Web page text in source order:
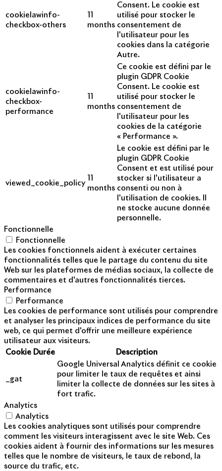
cookielawinfo-
checkbox-others
months
Consent. Le cookie est
utilisé pour stocker le
consentement de
l'utilisateur pour les
cookies dans la catégorie
Autre.
cookielawinfo-
checkbox-
performance
months
Ce cookie est défini par le
plugin GDPR Cookie
Consent. Le cookie est
utilisé pour stocker le
consentement de
l'utilisateur pour les
cookies de la catégorie
« Performance ».
viewed_cookie_policy
months
Le cookie est défini par le
plugin GDPR Cookie
Consent et est utilisé pour
stocker si l'utilisateur a
consenti ou non à
l'utilisation de cookies. Il
ne stocke aucune donnée
personnelle.
Fonctionnelle
Fonctionnelle
Les cookies fonctionnels aident à exécuter certaines
fonctionnalités telles que le partage du contenu du site
Web sur les plateformes de médias sociaux, la collecte de
commentaires et d'autres fonctionnalités tierces.
Performance
Performance
Les cookies de performance sont utilisés pour comprendre
et analyser les principaux indices de performance du site
web, ce qui permet d'offrir une meilleure expérience
utilisateur aux visiteurs.
Cookie Durée Description
_gat
Google Universal Analytics définit ce cookie
pour limiter le taux de requêtes et ainsi
limiter la collecte de données sur les sites à
fort trafic.
Analytics
Analytics
Les cookies analytiques sont utilisés pour comprendre
comment les visiteurs interagissent avec le site Web. Ces
cookies aident à fournir des informations sur les mesures
telles que le nombre de visiteurs, le taux de rebond, la
source du trafic, etc.